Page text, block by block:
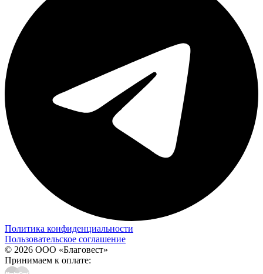
Политика конфиденциальности
Пользовательское соглашение
© 2026 ООО «Благовест»
Принимаем к оплате: